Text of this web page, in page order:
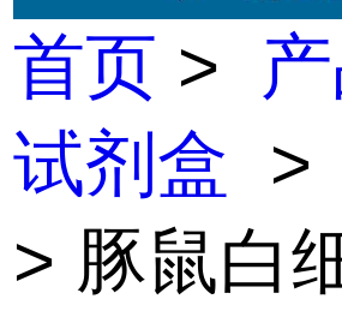
首页 >
试剂盒 >
> 豚鼠白